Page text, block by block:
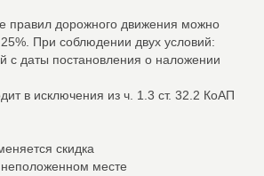
правил дорожного движения можно
25%. При соблюдении двух условий:
с даты постановления о наложении
в исключения из ч. 1.3 ст. 32.2 КоАП
скидка
месте